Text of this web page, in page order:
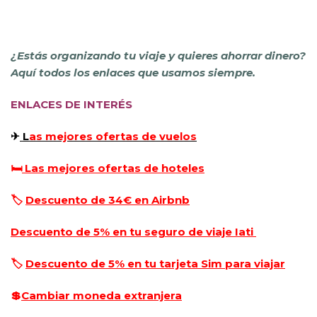
¿Estás organizando tu viaje y quieres ahorrar dinero?
Aquí todos los enlaces que usamos siempre.
ENLACES DE INTERÉS
✈ Las mejores ofertas de vuelos
🛏Las mejores ofertas de hoteles
🏷️ Descuento de 34€ en Airbnb
Descuento de 5% en tu seguro de viaje Iati
🏷️ Descuento de 5% en tu tarjeta Sim para viajar
💲Cambiar moneda extranjera